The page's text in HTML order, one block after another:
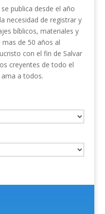
publica desde el año
necesidad de registrar y
bíblicos, materiales y
de 50 años al
con el fin de Salvar
creyentes de todo el
a todos.